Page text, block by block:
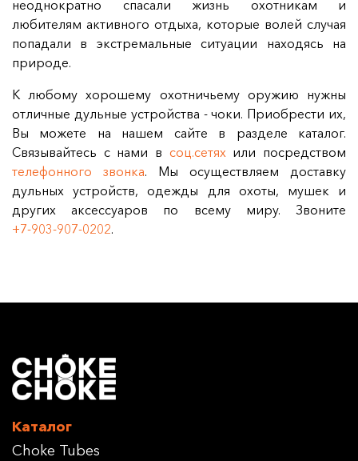
неоднократно спасали жизнь охотникам и
любителям активного отдыха, которые волей случая
попадали в экстремальные ситуации находясь на
природе.
К любому хорошему охотничьему оружию нужны
отличные дульные устройства - чоки. Приобрести их,
Вы можете на нашем сайте в разделе каталог.
Связывайтесь с нами в соц.сетяхили посредством
телефонного звонка. Мы осуществляем доставку
дульных устройств, одежды для охоты, мушек и
других аксессуаров по всему миру. Звоните
+7‑903‑907‑0202.
Каталог
Choke Tubes